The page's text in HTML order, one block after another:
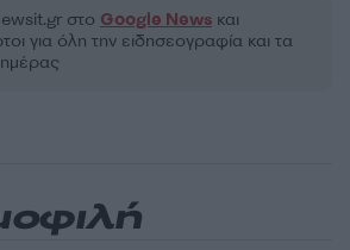
στο Google News και
για όλη την ειδησεογραφία και τα